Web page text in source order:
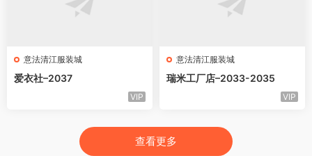
意法清江服装城
爱衣社–2037
VIP
意法清江服装城
瑞米工厂店–2033-2035
VIP
查看更多